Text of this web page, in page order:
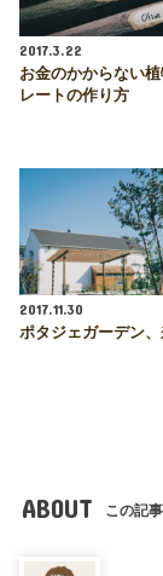
2017.3.22
お金のかからない
レートの作り方
2017.11.30
ポタジェガーデン
ABOUT この記